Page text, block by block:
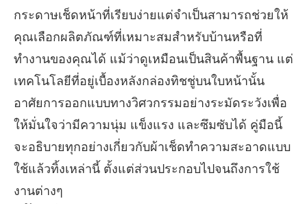
กระดาษเช็ดหน้าที่เรียบง่ายแต่จำเป็นสามารถช่วยให้
คุณเลือกผลิตภัณฑ์ที่เหมาะสมสำหรับบ้านหรือที่
ทำงานของคุณได้ แม้ว่าดูเหมือนเป็นสินค้าพื้นฐาน แต่
เทคโนโลยีที่อยู่เบื้องหลังกล่องทิชชู่บนใบหน้านั้น
อาศัยการออกแบบทางวิศวกรรมอย่างระมัดระวังเพื่อ
ให้มั่นใจว่ามีความนุ่ม แข็งแรง และซึมซับได้ คู่มือนี้
จะอธิบายทุกอย่างเกี่ยวกับผ้าเช็ดทำความสะอาดแบบ
ใช้แล้วทิ้งเหล่านี้ ตั้งแต่ส่วนประกอบไปจนถึงการใช้
งานต่างๆ